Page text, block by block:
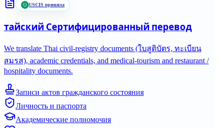
USCIS приняла
тайский Сертифицированный перевод
We translate Thai civil-registry documents (ใบสูติบัตร, ทะเบียน
สมรส), academic credentials, and medical-tourism and restaurant /
hospitality documents.
Записи актов гражданского состояния
Личность и паспорта
Академические полномочия